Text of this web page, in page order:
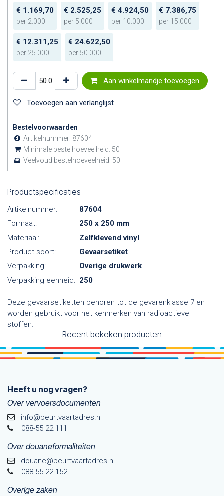
€ 1.169,70
per 2.000
€ 2.525,25
per 5.000
€ 4.924,50
per 10.000
€ 7.386,75
per 15.000
€ 12.311,25
per 25.000
€ 24.622,50
per 50.000
Aan winkelmandje toevoegen
Toevoegen aan verlanglijst
Bestelvoorwaarden
Artikelnummer: 87604
Minimale bestelhoeveelheid: 50
Veelvoud bestelhoeveelheid: 50
Productspecificaties
Artikelnummer:
87604
Formaat:
250 x 250 mm
Materiaal:
Zelfklevend vinyl
Product soort:
Gevaarsetiket
Verpakking:
Overige drukwerk
Verpakking eenheid: 250
Deze gevaarsetiketten behoren tot de gevarenklasse 7 en
worden gebruikt voor het kenmerken van radioactieve
stoffen.
Recent bekeken producten
Heeft u nog vragen?
Over vervoersdocumenten
info@beurtvaartadres.nl
088-55 22 111
Over douaneformaliteiten
douane@beurtvaarta​dres.nl
088-55 22 152
Overige zaken